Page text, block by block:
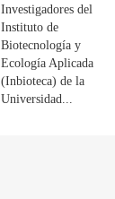
Investigadores del
Instituto de
Biotecnología y
Ecología Aplicada
(Inbioteca) de la
Universidad...